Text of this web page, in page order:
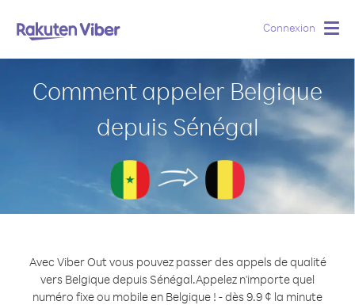
Connexion
Comment appeler Belgique
depuis Sénégal
Avec Viber Out vous pouvez passer des appels de qualité
vers Belgique depuis Sénégal.Appelez n'importe quel
numéro fixe ou mobile en Belgique ! - dès 9.9 ¢ la minute